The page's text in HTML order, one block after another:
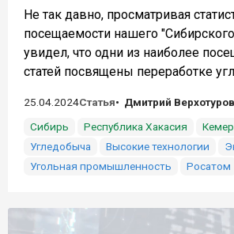
Не так давно, просматривая
посещаемости нашего
увидел, что одни из наиболее
статей посвящены переработке
25.04.2024Статья
Дмитрий Верхотуров
Сибирь
Республика Хакасия
Угледобыча
Высокие технологии
Угольная промышленность
Росатом